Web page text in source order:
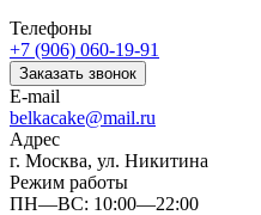
Телефоны
+7 (906) 060-19-91
Заказать звонок
E-mail
belkacake@mail.ru
Адрес
г. Москва, ул. Никитина
Режим работы
ПН—ВС: 10:00—22:00